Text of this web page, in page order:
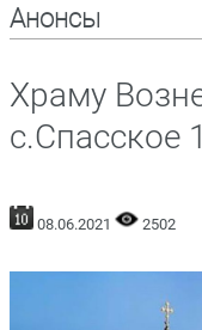
Анонсы
Храму
с.Спасское
08.06.2021 2502